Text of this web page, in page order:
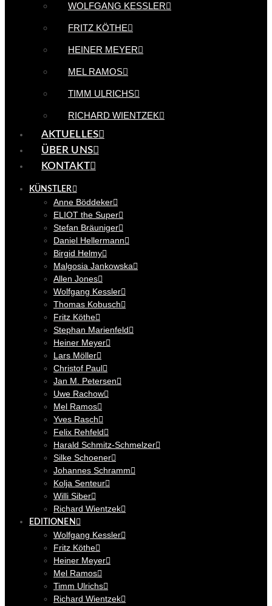
WOLFGANG KESSLER
FRITZ KÖTHE
HEINER MEYER
MEL RAMOS
TIMM ULRICHS
RICHARD WIENTZEK
AKTUELLES
ÜBER UNS
KONTAKT
KÜNSTLER
Anne Böddeker
ELIOT the Super
Stefan Bräuniger
Daniel Hellermann
Birgid Helmy
Malgosia Jankowska
Allen Jones
Wolfgang Kessler
Thomas Kobusch
Fritz Köthe
Stephan Marienfeld
Heiner Meyer
Lars Möller
Christof Paul
Jan M. Petersen
Uwe Rachow
Mel Ramos
Yves Rasch
Felix Rehfeld
Harald Schmitz-Schmelzer
Silke Schoener
Johannes Schramm
Kolja Senteur
Willi Siber
Richard Wientzek
EDITIONEN
Wolfgang Kessler
Fritz Köthe
Heiner Meyer
Mel Ramos
Timm Ulrichs
Richard Wientzek